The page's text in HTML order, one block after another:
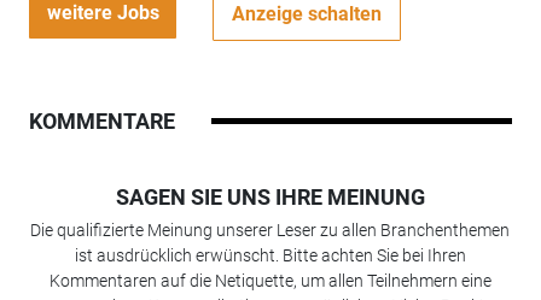
weitere Jobs Anzeige schalten
KOMMENTARE
SAGEN SIE UNS IHRE MEINUNG
Die qualifizierte Meinung unserer Leser zu allen Branchenthemen
ist ausdrücklich erwünscht. Bitte achten Sie bei Ihren
Kommentaren auf die Netiquette, um allen Teilnehmern eine